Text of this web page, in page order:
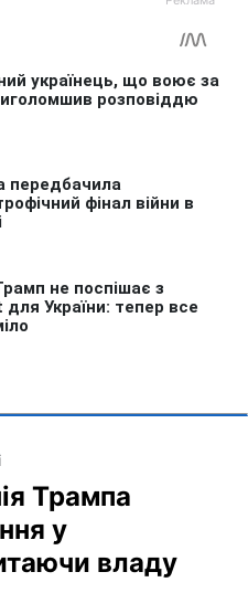
Трампа
у
владу